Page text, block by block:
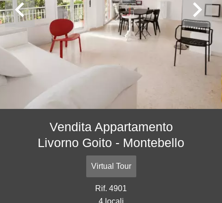
Vendita Appartamento
Livorno Goito - Montebello
Virtual Tour
Rif. 4901
4 locali